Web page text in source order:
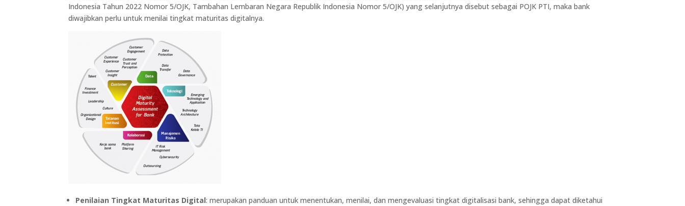
Indonesia Tahun 2022 Nomor 5/OJK, Tambahan Lembaran Negara Republik Indonesia Nomor 5/OJK) yang selanjutnya disebut sebagai POJK PTI, maka bank
diwajibkan perlu untuk menilai tingkat maturitas digitalnya.
Penilaian Tingkat Maturitas Digital: merupakan panduan untuk menentukan, menilai, dan mengevaluasi tingkat digitalisasi bank, sehingga dapat diketahui